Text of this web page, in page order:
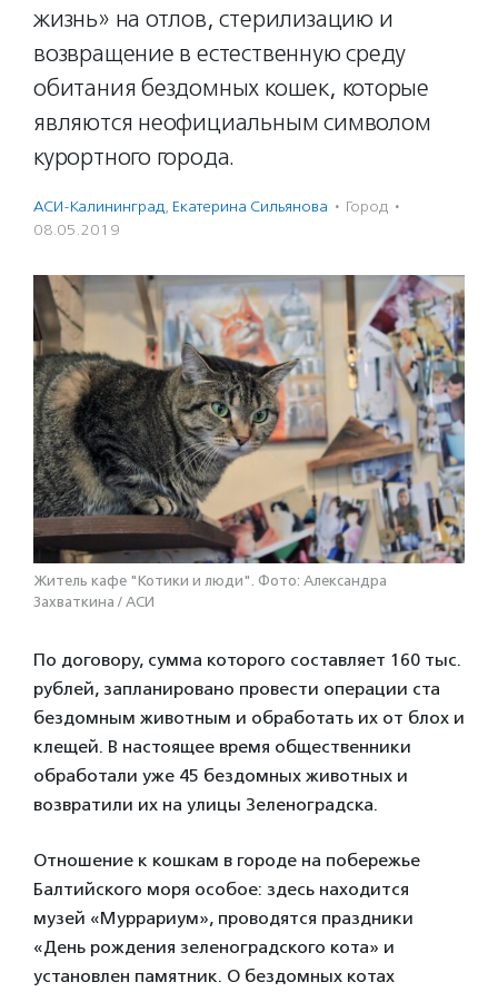
жизнь» на отлов, стерилизацию и
возвращение в естественную среду
обитания бездомных кошек, которые
являются неофициальным символом
курортного города.
АСИ-Калининград, Екатерина Сильянова · Город ·
08.05.2019
Житель кафе "Котики и люди". Фото: Александра
Захваткина / АСИ
По договору, сумма которого составляет 160 тыс.
рублей, запланировано провести операции ста
бездомным животным и обработать их от блох и
клещей. В настоящее время общественники
обработали уже 45 бездомных животных и
возвратили их на улицы Зеленоградска.
Отношение к кошкам в городе на побережье
Балтийского моря особое: здесь находится
музей «Муррариум», проводятся праздники
«День рождения зеленоградского кота» и
установлен памятник. О бездомных котах